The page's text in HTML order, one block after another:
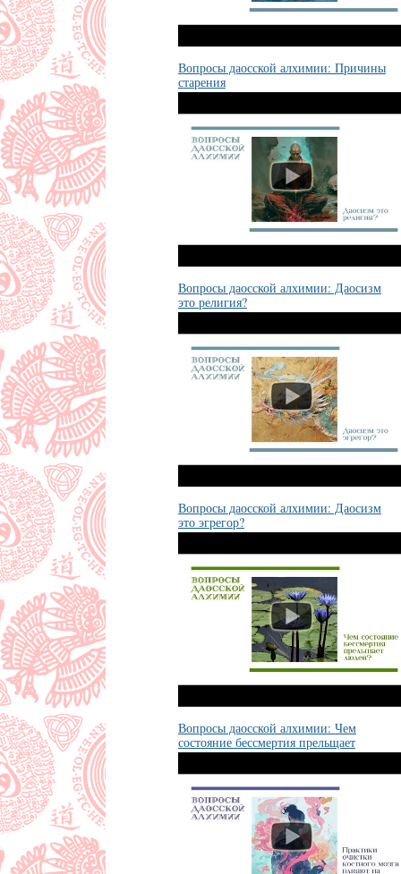
Вопросы даосской алхимии: Причины
старения
Вопросы даосской алхимии: Даосизм
это религия?
Вопросы даосской алхимии: Даосизм
это эгрегор?
Вопросы даосской алхимии: Чем
состояние бессмертия прельщает
людей?